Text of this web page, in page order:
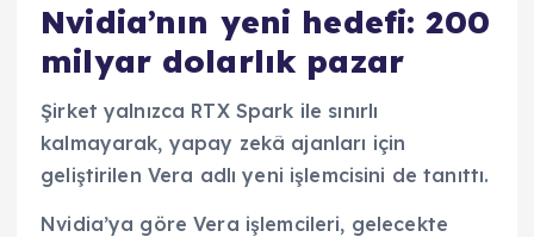
Nvidia’nın yeni hedefi: 200
milyar dolarlık pazar
Şirket yalnızca RTX Spark ile sınırlı
kalmayarak, yapay zekâ ajanları için
geliştirilen Vera adlı yeni işlemcisini de tanıttı.
Nvidia’ya göre Vera işlemcileri, gelecekte